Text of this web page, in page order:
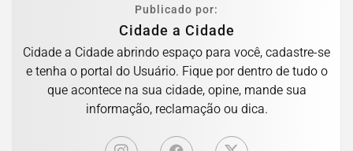
Publicado por:
Cidade a Cidade
Cidade a Cidade abrindo espaço para você, cadastre-se
e tenha o portal do Usuário. Fique por dentro de tudo o
que acontece na sua cidade, opine, mande sua
informação, reclamação ou dica.